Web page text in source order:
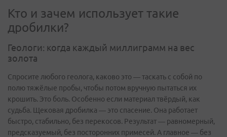
Кто и зачем использует такие
дробилки?
Геологи: когда каждый миллиграмм на вес
золота
Спросите любого геолога, каково это — таскать с собой по
полю тяжёлые пробы, чтобы потом вручную пытаться их
крошить. Это боль. Особенно если материал твёрдый, как
судьба. Щековая дробилка — это спасение. Она работает
быстро, стабильно, без перекосов. Результат — равномерный,
предсказуемый, без посторонних примесей. А главное — без